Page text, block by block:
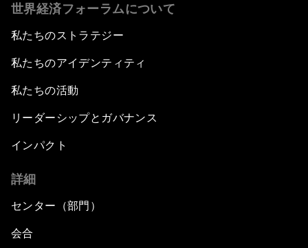
世界経済フォーラムについて
私たちのストラテジー
私たちのアイデンティティ
私たちの活動
リーダーシップとガバナンス
インパクト
詳細
センター（部門）
会合